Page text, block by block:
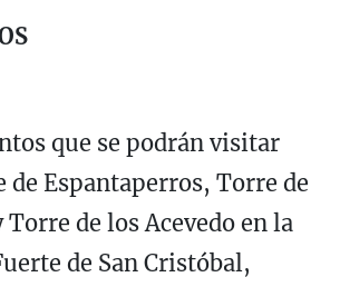
que se podrán visitar
de Espantaperros, Torre de
Torre de los Acevedo en la
de San Cristóbal,